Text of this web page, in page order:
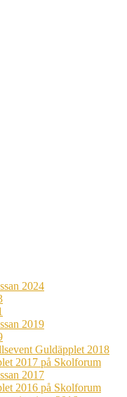
2024
2019
Guldäpplet 2018
2017 på Skolforum
2017
2016 på Skolforum